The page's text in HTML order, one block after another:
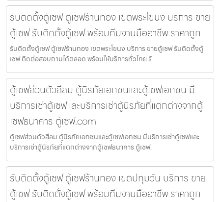
รับติดตั้งตู้เซฟ ตู้เซฟร้านทอง เขตพระโขนง บริการ ขาย
ตู้เซฟ รับติดตั้งตู้เซฟ พร้อมทีมงานมืออาชีพ ราคาถูก
รับติดตั้งตู้เซฟ ตู้เซฟร้านทอง เขตพระโขนง บริการ ขายตู้เซฟ รับติดตั้งตู้
เซฟ ติดต่อสอบถามได้ตลอด พร้อมให้บริการทั่วไทย รั
ตู้เซฟส่วนตัวสีลม ตู้นิรภัยเอกชนและตู้เซฟเอกชน มี
บริการเช่าตู้เซฟและบริการเช่าตู้นิรภัยที่แตกต่างจากตู้
เซฟธนาคาร ตู้เซฟ.com
ตู้เซฟส่วนตัวสีลม ตู้นิรภัยเอกชนและตู้เซฟเอกชน มีบริการเช่าตู้เซฟและ
บริการเช่าตู้นิรภัยที่แตกต่างจากตู้เซฟธนาคาร ตู้เซฟ.
รับติดตั้งตู้เซฟ ตู้เซฟร้านทอง เขตปทุมวัน บริการ ขาย
ตู้เซฟ รับติดตั้งตู้เซฟ พร้อมทีมงานมืออาชีพ ราคาถูก